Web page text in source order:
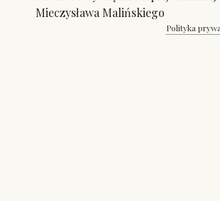
Mieczysława Malińskiego
Polityka